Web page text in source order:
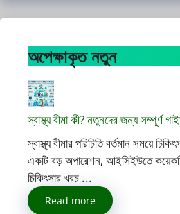
অপেক্ষাকৃত নতুন
স্বাস্থ্য বীমা কী? নতুনদের জন্য সম্পূর্ণ
স্বাস্থ্য বীমার পরিচিতি বর্তমান সময়ে
একটি বড় অপারেশন, আইসিইউতে কয়েকদিন
চিকিৎসার খরচ ...
Read more